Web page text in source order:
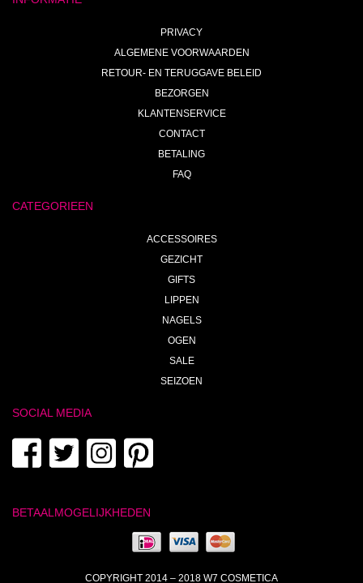
PRIVACY
ALGEMENE VOORWAARDEN
RETOUR- EN TERUGGAVE BELEID
BEZORGEN
KLANTENSERVICE
CONTACT
BETALING
FAQ
CATEGORIEEN
ACCESSOIRES
GEZICHT
GIFTS
LIPPEN
NAGELS
OGEN
SALE
SEIZOEN
SOCIAL MEDIA
BETAALMOGELIJKHEDEN
COPYRIGHT 2014 – 2018 W7 COSMETICA